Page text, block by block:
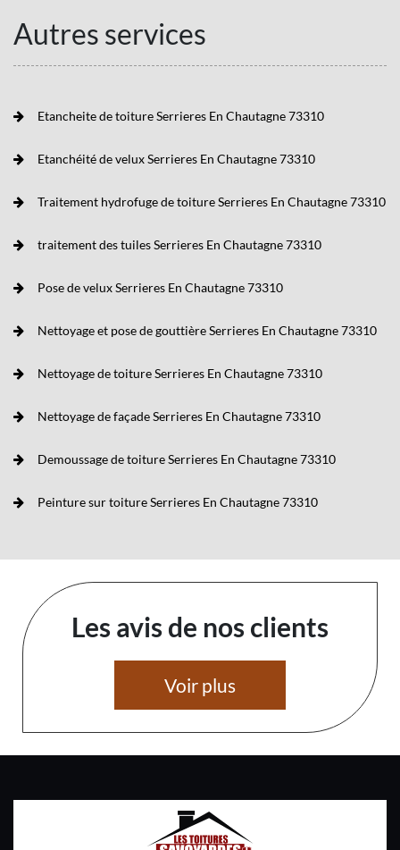
Autres services
Etancheite de toiture Serrieres En Chautagne 73310
Etanchéité de velux Serrieres En Chautagne 73310
Traitement hydrofuge de toiture Serrieres En Chautagne 73310
traitement des tuiles Serrieres En Chautagne 73310
Pose de velux Serrieres En Chautagne 73310
Nettoyage et pose de gouttière Serrieres En Chautagne 73310
Nettoyage de toiture Serrieres En Chautagne 73310
Nettoyage de façade Serrieres En Chautagne 73310
Demoussage de toiture Serrieres En Chautagne 73310
Peinture sur toiture Serrieres En Chautagne 73310
Les avis de nos clients
Voir plus